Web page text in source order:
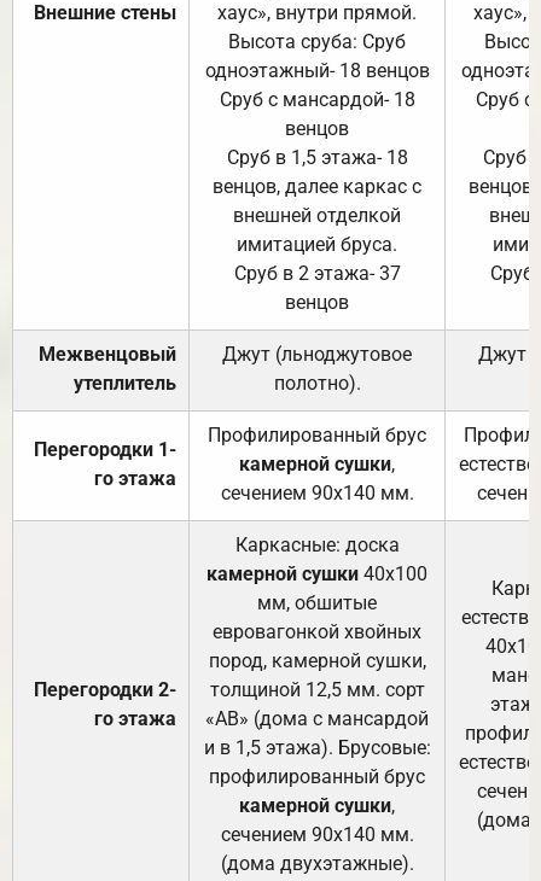
Внешние стены
хаус», внутри прямой.
Высота сруба: Сруб
одноэтажный- 18 венцов
Сруб с мансардой- 18
венцов
Сруб в 1,5 этажа- 18
венцов, далее каркас с
внешней отделкой
имитацией бруса.
Сруб в 2 этажа- 37
венцов
хаус»,
Сруб с
Сруб
Сруб
Межвенцовый
утеплитель
Джут (льноджутовое
полотно).
Джут
Перегородки 1-
го этажа
Профилированный брус
камерной сушки,
сечением 90х140 мм.
Перегородки 2-
го этажа
Каркасные: доска
камерной сушки 40х100
мм, обшитые
евровагонкой хвойных
пород, камерной сушки,
толщиной 12,5 мм. сорт
«АВ» (дома с мансардой
и в 1,5 этажа). Брусовые:
профилированный брус
камерной сушки,
сечением 90х140 мм.
(дома двухэтажные).
(дома